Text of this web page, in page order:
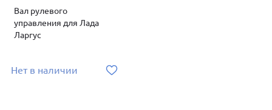
Вал рулевого
управления для Лада
Ларгус
Нет в наличии